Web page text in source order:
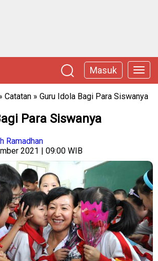
Masuk
Catatan » Guru Idola Bagi Para Siswanya
Para Siswanya
Ramadhan
2021 | 09:00 WIB